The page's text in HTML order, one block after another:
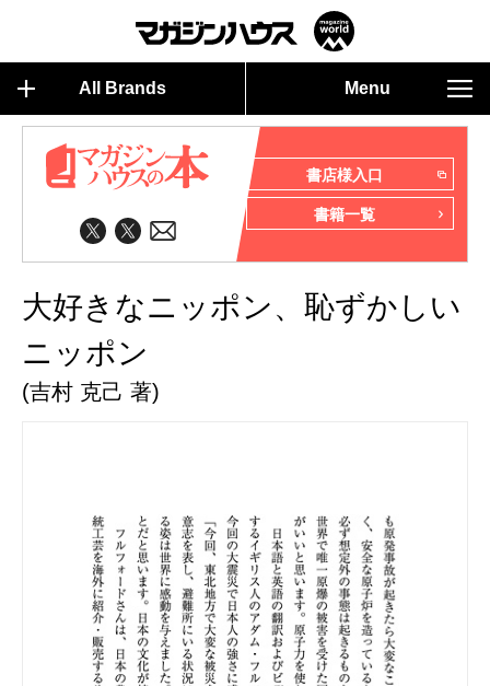
All Brands Menu
書店様入口
書籍一覧
大好きなニッポン、恥ずかしい
ニッポン
(吉村 克己 著)